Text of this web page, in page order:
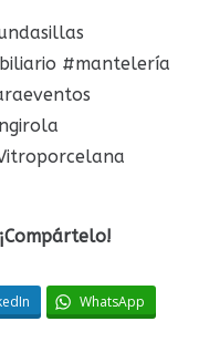
#mantelería
¡Compártelo!
WhatsApp